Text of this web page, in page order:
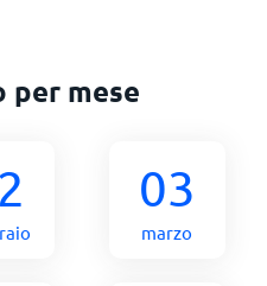
per mese
03
marzo